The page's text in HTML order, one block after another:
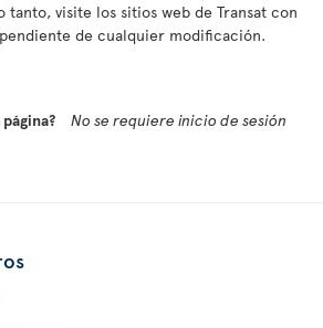
tanto, visite los sitios web de Transat con
de cualquier modificación.
No se requiere inicio de sesión